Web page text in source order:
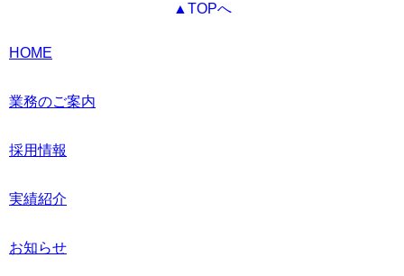
▲TOPへ
HOME
業務のご案内
採用情報
実績紹介
お知らせ